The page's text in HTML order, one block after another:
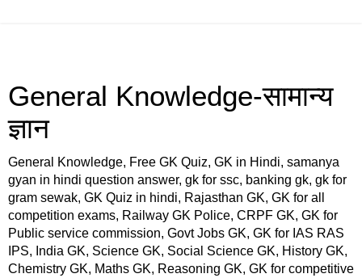
General Knowledge-सामान्य
ज्ञान
General Knowledge, Free GK Quiz, GK in Hindi, samanya
gyan in hindi question answer, gk for ssc, banking gk, gk for
gram sewak, GK Quiz in hindi, Rajasthan GK, GK for all
competition exams, Railway GK Police, CRPF GK, GK for
Public service commission, Govt Jobs GK, GK for IAS RAS
IPS, India GK, Science GK, Social Science GK, History GK,
Chemistry GK, Maths GK, Reasoning GK, GK for competitive